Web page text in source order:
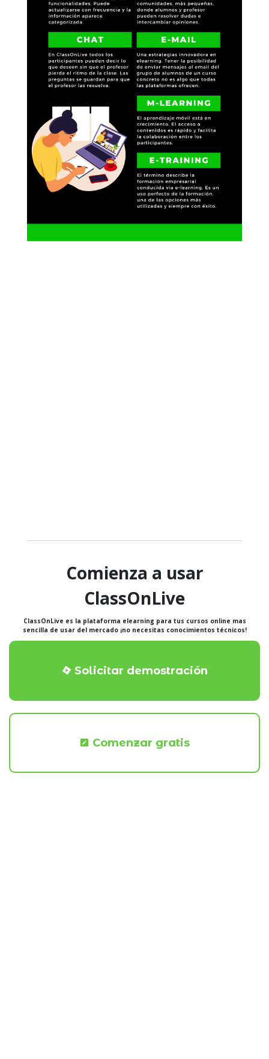
Comienza a usar
ClassOnLive
ClassOnLive es la plataforma elearning para tus cursos online mas
sencilla de usar del mercado ¡no necesitas conocimientos técnicos!
Solicitar demostración
Comenzar gratis